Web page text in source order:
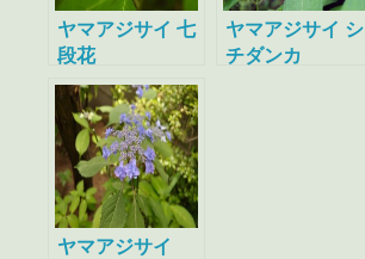
ヤマアジサイ 七
段花
ヤマアジサイ シ
チダンカ
ヤマアジサイ